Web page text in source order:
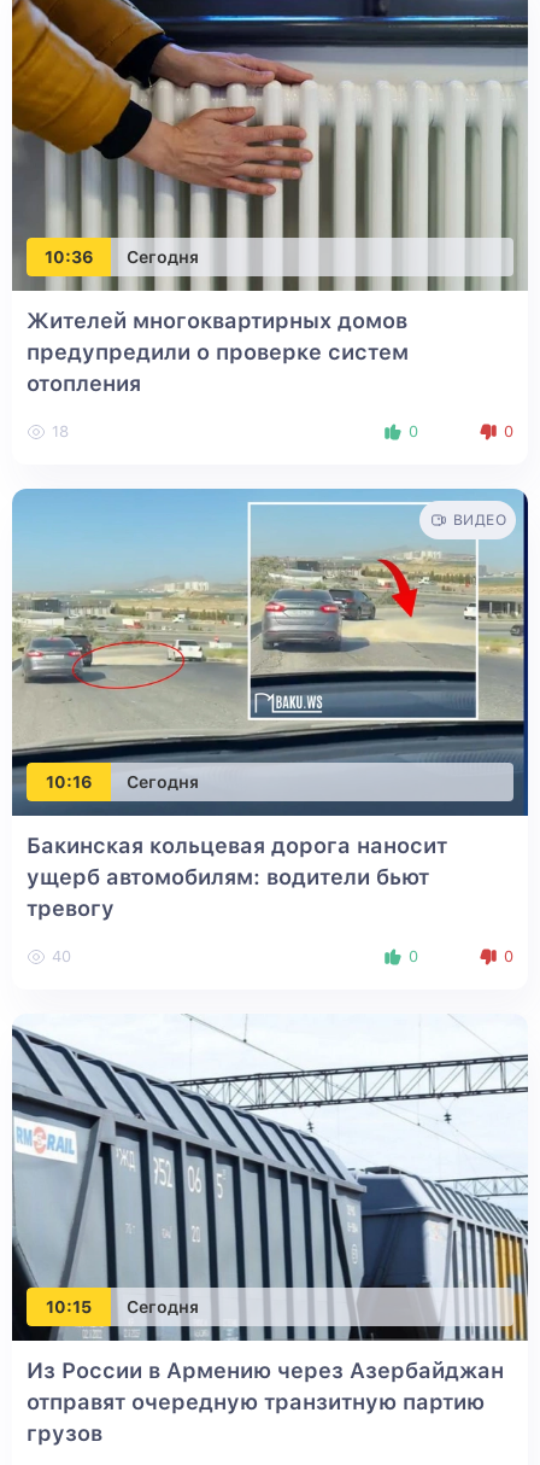
10:36 Сегодня
Жителей многоквартирных домов
предупредили о проверке систем
отопления
18 0 0
10:16 Сегодня
ВИДЕО
Бакинская кольцевая дорога наносит
ущерб автомобилям: водители бьют
тревогу
40 0 0
10:15 Сегодня
Из России в Армению через Азербайджан
отправят очередную транзитную партию
грузов